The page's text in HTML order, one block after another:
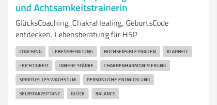
und Achtsamkeitstrainerin
GlücksCoaching, ChakraHealing, GeburtsCode
entdecken, Lebensberatung für HSP
COACHING LEBENSBERATUNG HOCHSENSIBLE FRAUEN KLARHEIT
LEICHTIGKEIT INNERE STÄRKE CHAKRENHARMONISIERUNG
SPIRITUELLES WACHSTUM PERSÖNLICHE ENTWICKLUNG
SELBSTAKZEPTANZ GLÜCK BALANCE